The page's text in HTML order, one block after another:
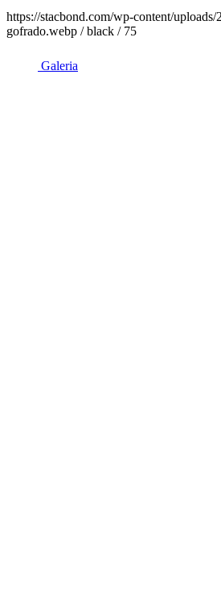
https://stacbond.com/wp-content/uploads/
gofrado.webp / black / 75
Galeria